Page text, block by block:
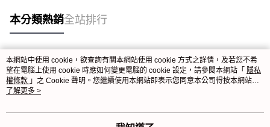
本分類熱銷全站排行
熱門標籤
本網站中使用 cookie，欲查詢有關本網站使用 cookie 方式之詳情，及若您不希
望在電腦上使用 cookie 時應如何變更電腦的 cookie 設定，請參閱本網站「 隱私
權條款 」之 Cookie 聲明。您繼續使用本網站即表示您同意本公司得按本網站使
用條款之 Cookie 聲明使用 cookie。
了解更多 >